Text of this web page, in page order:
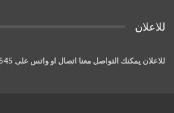
للاعلان
للاعلان يمكنك التواصل معنا اتصال او واتس على 01285320545